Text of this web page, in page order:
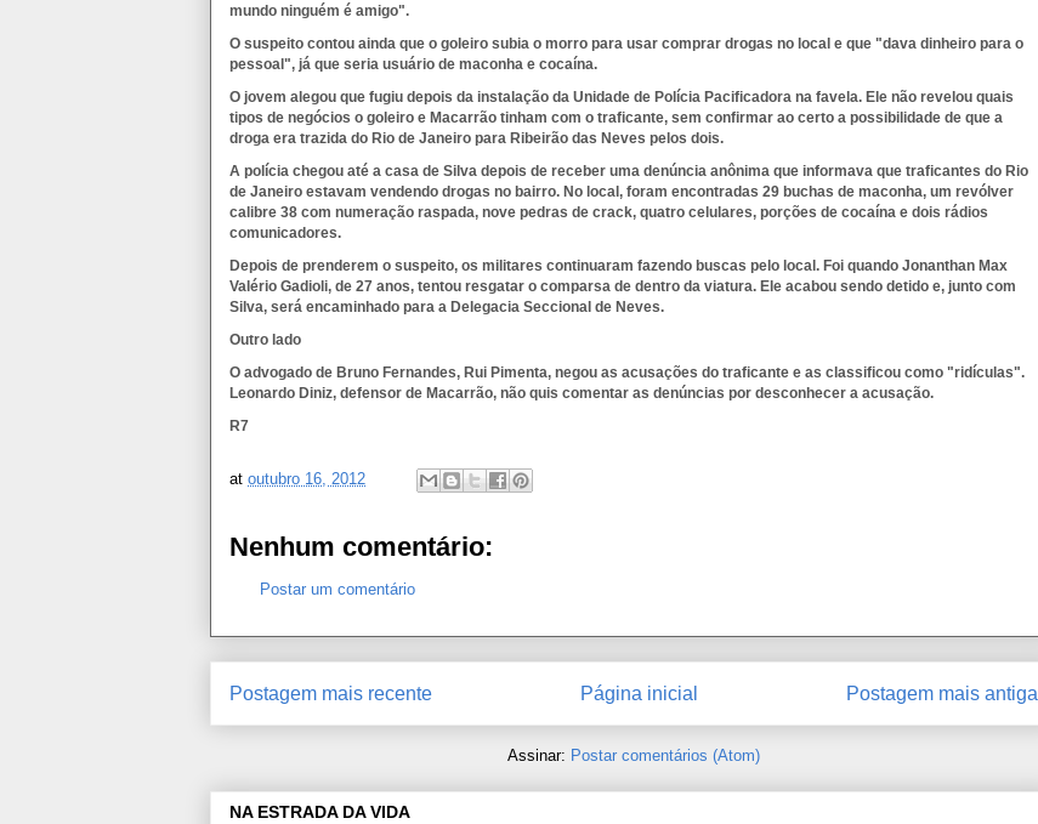
mundo ninguém é amigo".
O suspeito contou ainda que o goleiro subia o morro para usar comprar drogas no local e que "dava dinheiro para o
pessoal", já que seria usuário de maconha e cocaína.
O jovem alegou que fugiu depois da instalação da Unidade de Polícia Pacificadora na favela. Ele não revelou quais
tipos de negócios o goleiro e Macarrão tinham com o traficante, sem confirmar ao certo a possibilidade de que a
droga era trazida do Rio de Janeiro para Ribeirão das Neves pelos dois.
A polícia chegou até a casa de Silva depois de receber uma denúncia anônima que informava que traficantes do Rio
de Janeiro estavam vendendo drogas no bairro. No local, foram encontradas 29 buchas de maconha, um revólver
calibre 38 com numeração raspada, nove pedras de crack, quatro celulares, porções de cocaína e dois rádios
comunicadores.
Depois de prenderem o suspeito, os militares continuaram fazendo buscas pelo local. Foi quando Jonanthan Max
Valério Gadioli, de 27 anos, tentou resgatar o comparsa de dentro da viatura. Ele acabou sendo detido e, junto com
Silva, será encaminhado para a Delegacia Seccional de Neves.
Outro lado
O advogado de Bruno Fernandes, Rui Pimenta, negou as acusações do traficante e as classificou como "ridículas".
Leonardo Diniz, defensor de Macarrão, não quis comentar as denúncias por desconhecer a acusação.
R7
at outubro 16, 2012
Nenhum comentário:
Postar um comentário
Postagem mais recente Postagem mais antiga
Página inicial
Assinar: Postar comentários (Atom)
NA ESTRADA DA VIDA